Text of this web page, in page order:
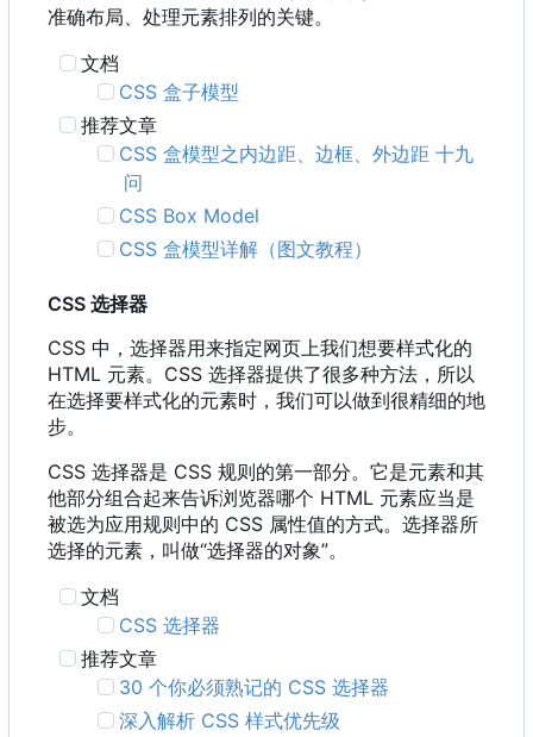
准确布局、处理元素排列的关键。
文档
CSS 盒子模型
推荐文章
CSS 盒模型之内边距、边框、外边距 十九
问
CSS Box Model
CSS 盒模型详解（图文教程）
CSS 选择器
CSS 中，选择器用来指定网页上我们想要样式化的
HTML 元素。CSS 选择器提供了很多种方法，所以
在选择要样式化的元素时，我们可以做到很精细的地
步。
CSS 选择器是 CSS 规则的第一部分。它是元素和其
他部分组合起来告诉浏览器哪个 HTML 元素应当是
被选为应用规则中的 CSS 属性值的方式。选择器所
选择的元素，叫做“选择器的对象”。
文档
CSS 选择器
推荐文章
30 个你必须熟记的 CSS 选择器
深入解析 CSS 样式优先级